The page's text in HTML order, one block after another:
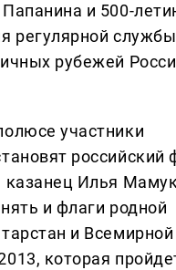
и 500-
регулярной
рубежей
участники
российский
казанец Илья
и флаги родной
и
которая